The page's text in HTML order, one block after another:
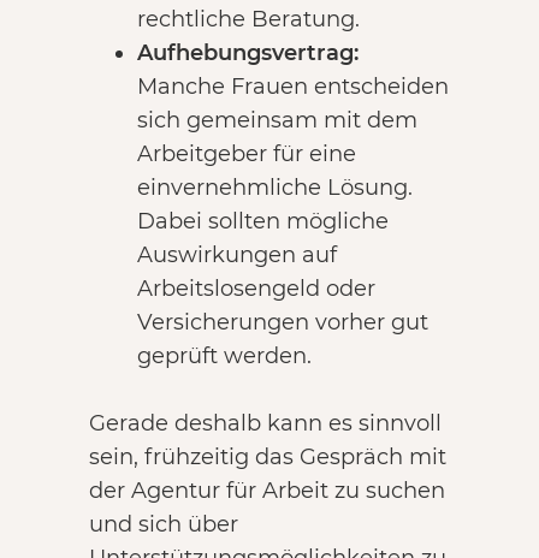
rechtliche Beratung.
Aufhebungsvertrag:
Manche Frauen entscheiden
sich gemeinsam mit dem
Arbeitgeber für eine
einvernehmliche Lösung.
Dabei sollten mögliche
Auswirkungen auf
Arbeitslosengeld oder
Versicherungen vorher gut
geprüft werden.
Gerade deshalb kann es sinnvoll
sein, frühzeitig das Gespräch mit
der Agentur für Arbeit zu suchen
und sich über